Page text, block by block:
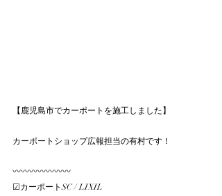
【鹿児島市でカーポートを施工しました】
カーポートショップ広報担当の有村です！
〰〰〰〰〰〰〰
☑︎カーポートSC / LIXIL